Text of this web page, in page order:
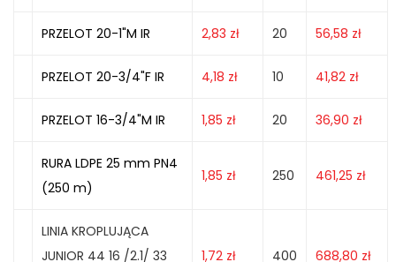
PRZELOT 20-1"M IR 2,83 zł 20 56,58 zł
PRZELOT 20-3/4"F IR 4,18 zł 10 41,82 zł
PRZELOT 16-3/4"M IR 1,85 zł 20 36,90 zł
RURA LDPE 25 mm PN4
(250 m)
1,85 zł 250 461,25 zł
LINIA KROPLUJĄCA
JUNIOR 44 16 /2.1/ 33
1,72 zł 400 688,80 zł